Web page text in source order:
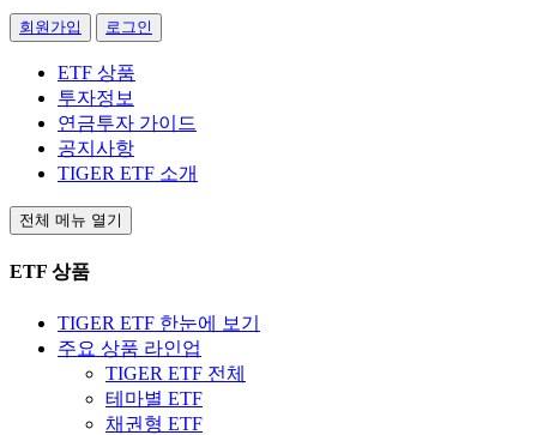
회원가입 로그인
ETF 상품
투자정보
연금투자 가이드
공지사항
TIGER ETF 소개
전체 메뉴 열기
ETF 상품
TIGER ETF 한눈에 보기
주요 상품 라인업
TIGER ETF 전체
테마별 ETF
채권형 ETF